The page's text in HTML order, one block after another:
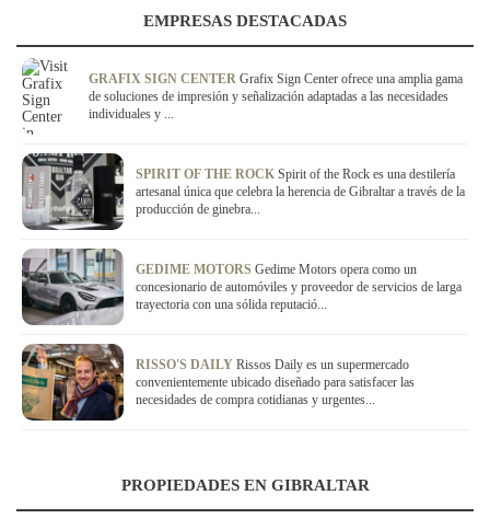
EMPRESAS DESTACADAS
GRAFIX SIGN CENTER Grafix Sign Center ofrece una amplia gama
de soluciones de impresión y señalización adaptadas a las necesidades
individuales y ...
SPIRIT OF THE ROCK Spirit of the Rock es una destilería
artesanal única que celebra la herencia de Gibraltar a través de la
producción de ginebra...
GEDIME MOTORS Gedime Motors opera como un
concesionario de automóviles y proveedor de servicios de larga
trayectoria con una sólida reputació...
RISSO'S DAILY Rissos Daily es un supermercado
convenientemente ubicado diseñado para satisfacer las
necesidades de compra cotidianas y urgentes...
PROPIEDADES EN GIBRALTAR